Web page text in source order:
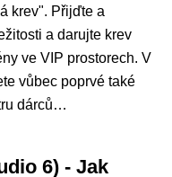
krev". Přijďte a
a darujte krev
ve VIP prostorech. V
vůbec poprvé také
dárců…
6) - Jak